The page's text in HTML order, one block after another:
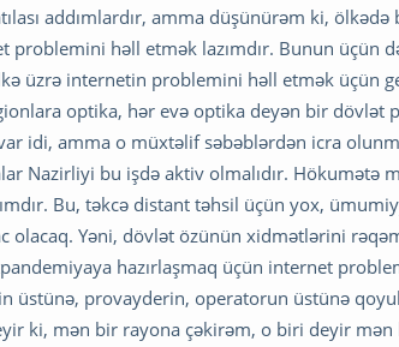
addımlardır, amma düşünürəm ki,
problemini həll etmək lazımdır. Bunun üçün
üzrə internetin problemini həll etmək üçün
optika, hər evə optika deyən bir dövlət
idi, amma o müxtəlif səbəblərdən icra
Nazirliyi bu işdə aktiv olmalıdır. Hökumətə
Bu, təkcə distant təhsil üçün yox,
olacaq. Yəni, dövlət özünün xidmətlərini
hazırlaşmaq üçün internet
üstünə, provayderin, operatorun üstünə
ki, mən bir rayona çəkirəm, o biri deyir